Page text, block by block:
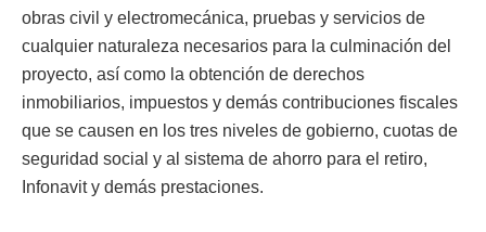
obras civil y electromecánica, pruebas y servicios de
cualquier naturaleza necesarios para la culminación del
proyecto, así como la obtención de derechos
inmobiliarios, impuestos y demás contribuciones fiscales
que se causen en los tres niveles de gobierno, cuotas de
seguridad social y al sistema de ahorro para el retiro,
Infonavit y demás prestaciones.